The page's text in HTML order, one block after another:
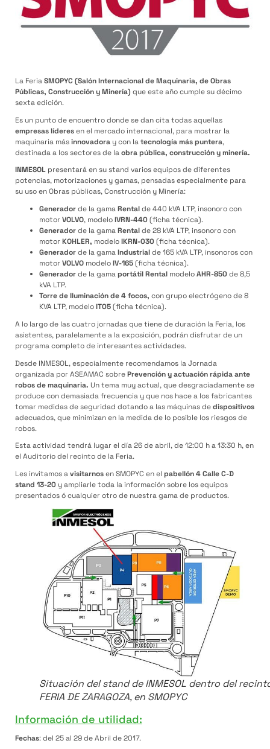
La FeriaSMOPYC(Salón Internacional de Maquinaria, de Obras
Públicas, Construcción y Minería) que este año cumple su décimo
sexta edición.
Es un punto de encuentro donde se dan cita todas aquellas
empresas líderesen el mercado internacional, para mostrar la
maquinaria másinnovadora y con latecnología más puntera,
destinada a los sectores de laobra pública, construcción y minería.
INMESOL presentará en su stand varios equipos de diferentes
potencias, motorizaciones y gamas, pensadas especialmente para
su uso en Obras públicas, Construcción y Minería:
Generadorde la gamaRentalde 440 kVA LTP, insonoro con
motor VOLVO, modeloIVRN-440(ficha técnica).
Generadorde la gamaRentalde 28 kVA LTP, insonoro con
motor KOHLER, modeloIKRN-030(ficha técnica).
Generadorde la gamaIndustrialde 165 kVA LTP, insonoros con
motor VOLVO modeloIV-165(ficha técnica).
Generadorde la gamaportátil Rental modeloAHR-850de 8,5
kVA LTP.
Torre de Iluminación de 4 focos, con grupo electrógeno de 8
KVA LTP, modeloIT05(ficha técnica).
A lo largo de las cuatro jornadas que tiene de duración la Feria, los
asistentes, paralelamente a la exposición, podrán disfrutar de un
programa completo de interesantes actividades.
Desde INMESOL, especialmente recomendamos la Jornada
organizada por ASEAMAC sobrePrevención y actuación rápida ante
robos de maquinaria. Un tema muy actual, que desgraciadamente se
produce con demasiada frecuencia y que nos hace a los fabricantes
tomar medidas de seguridad dotando a las máquinas dedispositivos
adecuados, que minimizan en la medida de lo posible los riesgos de
robos.
Esta actividad tendrá lugar el día 26 de abril, de 12:00 h a 13:30 h, en
el Auditorio del recinto de la Feria.
Les invitamos avisitarnosen SMOPYC en el pabellón 4 Calle C-D
stand 13-20 y ampliarle toda la información sobre los equipos
presentados ó cualquier otro de nuestra gama de productos.
Situación del stand de INMESOL dentro del
FERIA DE ZARAGOZA, en SMOPYC
Información de utilidad:
Fechas: del 25 al 29 de Abril de 2017.